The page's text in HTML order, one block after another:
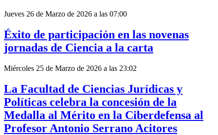
Jueves 26 de Marzo de 2026 a las 07:00
Éxito de participación en las novenas
jornadas de Ciencia a la carta
Miércoles 25 de Marzo de 2026 a las 23:02
La Facultad de Ciencias Jurídicas y
Políticas celebra la concesión de la
Medalla al Mérito en la Ciberdefensa al
Profesor Antonio Serrano Acitores